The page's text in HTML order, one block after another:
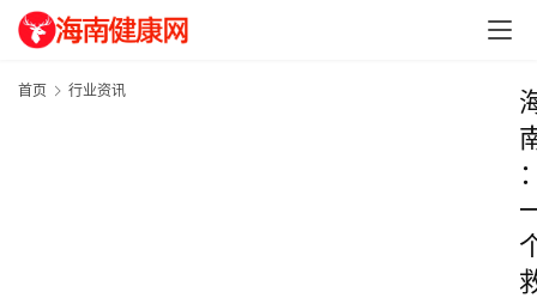
首页 行业资讯